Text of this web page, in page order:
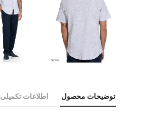
توضیحات محصول اطلاعات تکمیلی